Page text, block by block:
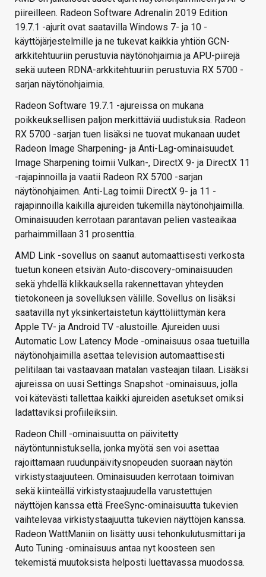
piireilleen. Radeon Software Adrenalin 2019 Edition
19.7.1 -ajurit ovat saatavilla Windows 7- ja 10 -
käyttöjärjestelmille ja ne tukevat kaikkia yhtiön GCN-
arkkitehtuuriin perustuvia näytönohjaimia ja APU-piirejä
sekä uuteen RDNA-arkkitehtuuriin perustuvia RX 5700 -
sarjan näytönohjaimia.
Radeon Software 19.7.1 -ajureissa on mukana
poikkeuksellisen paljon merkittäviä uudistuksia. Radeon
RX 5700 -sarjan tuen lisäksi ne tuovat mukanaan uudet
Radeon Image Sharpening- ja Anti-Lag-ominaisuudet.
Image Sharpening toimii Vulkan-, DirectX 9- ja DirectX 11
-rajapinnoilla ja vaatii Radeon RX 5700 -sarjan
näytönohjaimen. Anti-Lag toimii DirectX 9- ja 11 -
rajapinnoilla kaikilla ajureiden tukemilla näytönohjaimilla.
Ominaisuuden kerrotaan parantavan pelien vasteaikaa
parhaimmillaan 31 prosenttia.
AMD Link -sovellus on saanut automaattisesti verkosta
tuetun koneen etsivän Auto-discovery-ominaisuuden
sekä yhdellä klikkauksella rakennettavan yhteyden
tietokoneen ja sovelluksen välille. Sovellus on lisäksi
saatavilla nyt yksinkertaistetun käyttöliittymän kera
Apple TV- ja Android TV -alustoille. Ajureiden uusi
Automatic Low Latency Mode -ominaisuus osaa tuetuilla
näytönohjaimilla asettaa television automaattisesti
pelitilaan tai vastaavaan matalan vasteajan tilaan. Lisäksi
ajureissa on uusi Settings Snapshot -ominaisuus, jolla
voi kätevästi tallettaa kaikki ajureiden asetukset omiksi
ladattaviksi profiileiksiin.
Radeon Chill -ominaisuutta on päivitetty
näytöntunnistuksella, jonka myötä sen voi asettaa
rajoittamaan ruudunpäivitysnopeuden suoraan näytön
virkistystaajuuteen. Ominaisuuden kerrotaan toimivan
sekä kiinteällä virkistystaajuudella varustettujen
näyttöjen kanssa että FreeSync-ominaisuutta tukevien
vaihtelevaa virkistystaajuutta tukevien näyttöjen kanssa.
Radeon WattManiin on lisätty uusi tehonkulutusmittari ja
Auto Tuning -ominaisuus antaa nyt koosteen sen
tekemistä muutoksista helposti luettavassa muodossa.